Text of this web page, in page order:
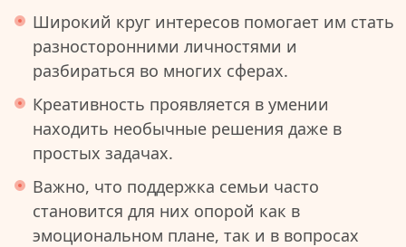
Широкий круг интересов помогает им стать
разносторонними личностями и
разбираться во многих сферах.
Креативность проявляется в умении
находить необычные решения даже в
простых задачах.
Важно, что поддержка семьи часто
становится для них опорой как в
эмоциональном плане, так и в вопросах